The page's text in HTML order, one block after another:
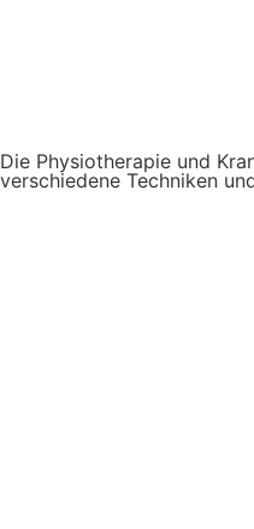
Die Physiotherapie und
verschiedene Techniken